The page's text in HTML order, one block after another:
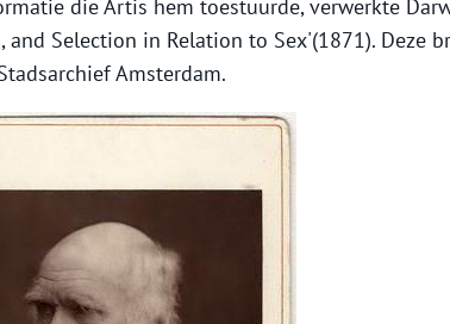
die Artis hem toestuurde, verwerkte
and Selection in Relation to Sex'(1871). Deze
Amsterdam.